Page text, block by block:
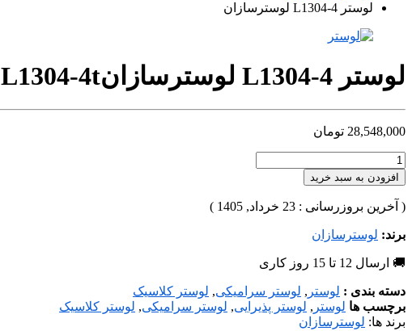
لوستر L1304-4 لوسترسازان
لوستر L1304-4 لوسترسازان L1304-4t
28,548,000 تومان
افزودن به سبد خرید
( آخرین بروزرسانی : 23 خرداد, 1405 )
برند: لوسترسازان
🚚 ارسال 12 تا 15 روز کاری
دسته بندی : لوستر , لوستر سرامیکی, لوستر کلاسیک
برچسب ها لوستر , لوستر پذیرایی, لوستر سرامیکی, لوستر کلاسیک
برند ها: لوسترسازان